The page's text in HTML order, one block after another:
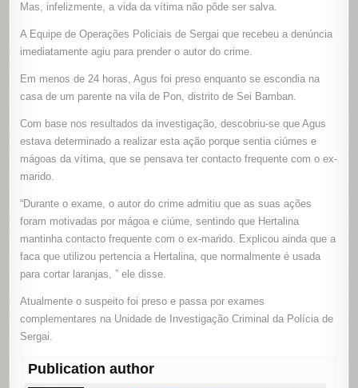
Mas, infelizmente, a vida da vítima não pôde ser salva.
A Equipe de Operações Policiais de Sergai que recebeu a denúncia
imediatamente agiu para prender o autor do crime.
Em menos de 24 horas, Agus foi preso enquanto se escondia na
casa de um parente na vila de Pon, distrito de Sei Bamban.
Com base nos resultados da investigação, descobriu-se que Agus
estava determinado a realizar esta ação porque sentia ciúmes e
mágoas da vítima, que se pensava ter contacto frequente com o ex-
marido.
“Durante o exame, o autor do crime admitiu que as suas ações
foram motivadas por mágoa e ciúme, sentindo que Hertalina
mantinha contacto frequente com o ex-marido. Explicou ainda que a
faca que utilizou pertencia a Hertalina, que normalmente é usada
para cortar laranjas, ” ele disse.
Atualmente o suspeito foi preso e passa por exames
complementares na Unidade de Investigação Criminal da Polícia de
Sergai.
Publication author